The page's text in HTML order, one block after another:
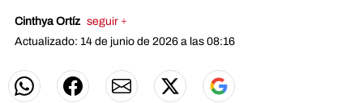
Cinthya Ortíz seguir +
Actualizado: 14 de junio de 2026 a las 08:16